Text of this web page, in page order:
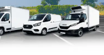
proposés par votre
Portes-les-Valence.